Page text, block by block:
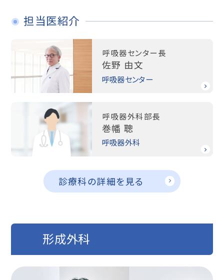
担当医紹介
呼吸器センター長
佐野 由文
呼吸器センター
呼吸器外科部長
巻幡 聰
呼吸器外科
診療科の詳細を見る
形成外科